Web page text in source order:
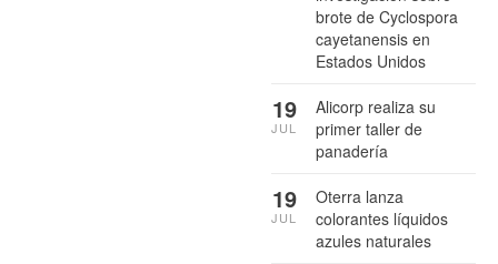
brote de Cyclospora
cayetanensis en
Estados Unidos
Alicorp realiza su
primer taller de
panadería
19
JUL
Oterra lanza
colorantes líquidos
azules naturales
19
JUL